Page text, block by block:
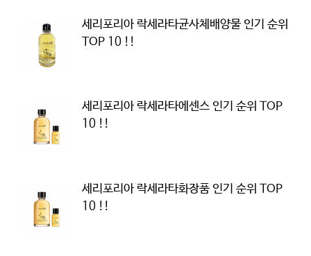
세리포리아 락세라타균사체배양물 인기 순위
TOP 10 !!
세리포리아 락세라타에센스 인기 순위 TOP
10 !!
세리포리아 락세라타화장품 인기 순위 TOP
10 !!